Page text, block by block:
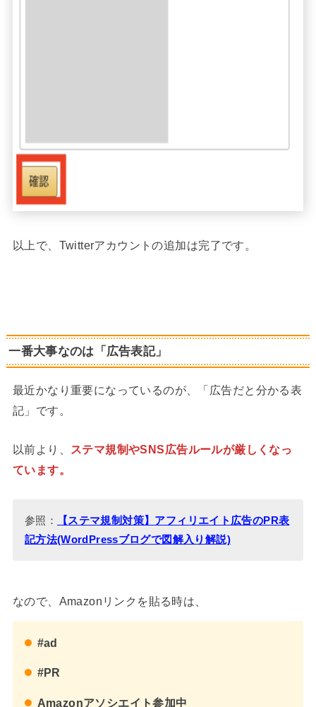
以上で、Twitterアカウントの追加は完了です。
一番大事なのは「広告表記」
最近かなり重要になっているのが、「広告だと分かる表
記」です。
以前より、
ステマ規制やSNS広告ルールが厳しくなっ
ています。
参照：
【ステマ規制対策】アフィリエイト広告のPR表
記方法(WordPressブログで図解入り解説)
なので、Amazonリンクを貼る時は、
#ad
#PR
Amazonアソシエイト参加中